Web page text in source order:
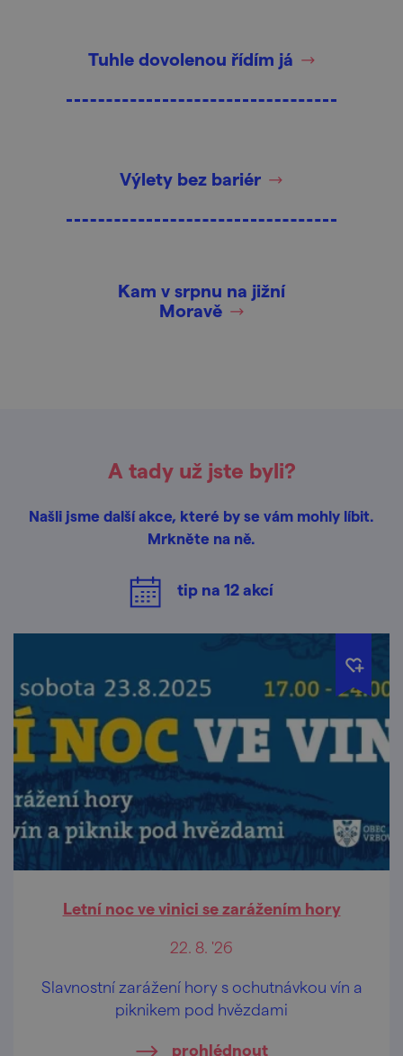
Tuhle dovolenou řídím já
Výlety bez bariér
Kam v srpnu na jižní
Moravě
A tady už jste byli?
Našli jsme další akce, které by se vám mohly líbit.
Mrkněte na ně.
tip na 12akcí
Letní noc ve vinici se zarážením hory
22. 8. '26
Slavnostní zarážení hory s ochutnávkou vín a
piknikem pod hvězdami
prohlédnout